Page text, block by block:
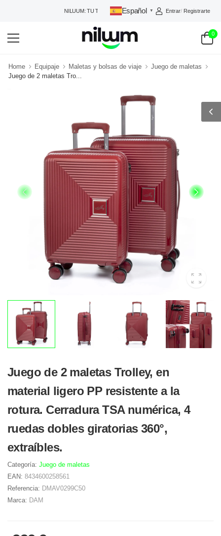
NILUUM: TU TIENDA DE CONFIANZA
Español ▼ Entrar/ Registrarte
0
Home Equipaje Maletas y bolsas de viaje
Juego de maletas
Juego de 2 maletas Tro...
Juego de 2 maletas Trolley, en
material ligero PP resistente a la
rotura. Cerradura TSA numérica, 4
ruedas dobles giratorias 360°,
extraíbles.
Categoría: Juego de maletas
EAN: 8434600258561
Referencia: DMAV0299C50
Marca: DAM